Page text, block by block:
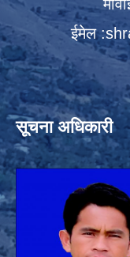
ईमेल :
सूचना अधिकारी